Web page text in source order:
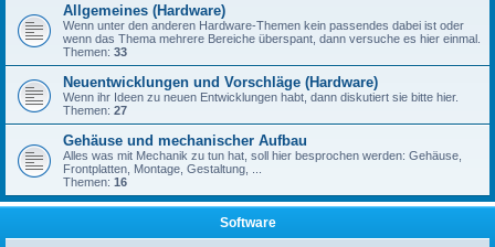
Allgemeines (Hardware)
Wenn unter den anderen Hardware-Themen kein passendes dabei ist oder
wenn das Thema mehrere Bereiche überspant, dann versuche es hier einmal.
Themen: 33
Neuentwicklungen und Vorschläge (Hardware)
Wenn ihr Ideen zu neuen Entwicklungen habt, dann diskutiert sie bitte hier.
Themen: 27
Gehäuse und mechanischer Aufbau
Alles was mit Mechanik zu tun hat, soll hier besprochen werden: Gehäuse,
Frontplatten, Montage, Gestaltung, ...
Themen: 16
Software